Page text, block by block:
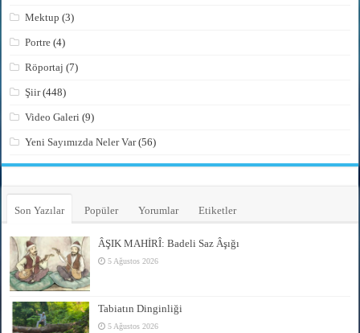
Mektup (3)
Portre (4)
Röportaj (7)
Şiir(448)
Video Galeri (9)
Yeni Sayımızda Neler Var(56)
Son Yazılar Popüler Yorumlar Etiketler
ÂŞIK MAHİRÎ: Badeli Saz Âşığı
5 Ağustos 2026
Tabiatın Dinginliği
5 Ağustos 2026